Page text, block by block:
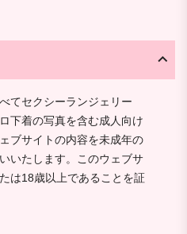
てセクシーランジェリー
下着の写真を含む成人向け
ブサイトの内容を未成年の
いたします。このウェブサ
は18歳以上であることを証